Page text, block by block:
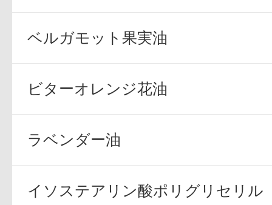
ご利用ガイド
よくあるご質問
ベルガモット果実油
ビターオレンジ花油
ラベンダー油
イソステアリン酸ポリグリセリル